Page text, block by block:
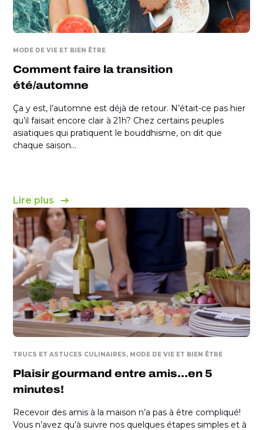
MODE DE VIE ET BIEN ÊTRE
Comment faire la transition
été/automne
Ça y est, l’automne est déjà de retour. N’était-ce pas hier
qu’il faisait encore clair à 21h? Chez certains peuples
asiatiques qui pratiquent le bouddhisme, on dit que
chaque saison...
Lire plus
TRUCS ET ASTUCES CULINAIRES MODE DE VIE ET BIEN ÊTRE
Plaisir gourmand entre amis…en 5
minutes!
Recevoir des amis à la maison n’a pas à être compliqué!
Vous n’avez qu’à suivre nos quelques étapes simples et à